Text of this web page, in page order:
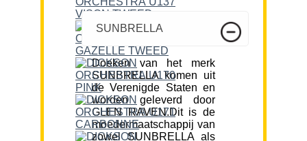
SUNBRELLA
Doeken van het merk
SUNBRELLA komen uit
de Verenigde Staten en
worden geleverd door
GLEN RAVEN.Dit is de
moedermaatschappij van
zowel SUNBRELLA als